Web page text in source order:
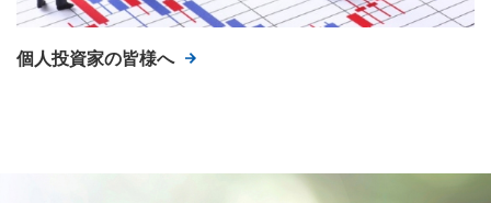
個人投資家の皆様へ